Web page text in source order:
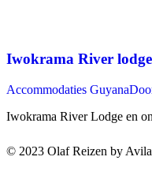
Iwokrama River lodge
Accommodaties Guyana
Iwokrama River Lodge en
© 2023 Olaf Reizen by